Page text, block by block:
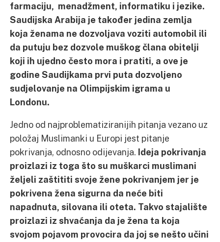
farmaciju, menadžment, informatiku i jezike.
Saudijska Arabija je također jedina zemlja
koja ženama ne dozvoljava voziti automobil ili
da putuju bez dozvole muškog člana obitelji
koji ih ujedno često mora i pratiti, a ove je
godine Saudijkama prvi puta dozvoljeno
sudjelovanje na Olimpijskim igrama u
Londonu.
Jedno od najproblematiziranijih pitanja vezano uz
položaj Muslimanki u Europi jest pitanje
pokrivanja, odnosno odijevanja. Ideja pokrivanja
proizlazi iz toga što su muškarci muslimani
željeli zaštititi svoje žene pokrivanjem jer je
pokrivena žena sigurna da neće biti
napadnuta, silovana ili oteta. Takvo stajalište
proizlazi iz shvaćanja da je žena ta koja
svojom pojavom provocira da joj se nešto učini